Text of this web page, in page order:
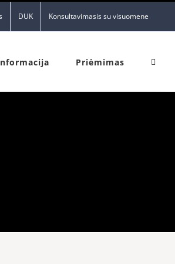
DUK Konsultavimasis su visuomene
Priėmimas